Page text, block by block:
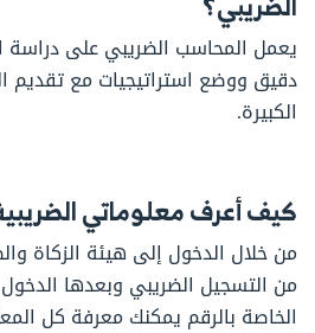
يعمل المحاسب الضريبي على دراسة
دقيق ووضع استراتيجيات مع تقديم
الكبيرة.
كيف أعرف معلوماتي
من خلال الدخول إلى هيئة الزكاة
من التسجيل الضريبي وبعدها الدخول
الخاصة بالرقم يمكنك معرفة كل